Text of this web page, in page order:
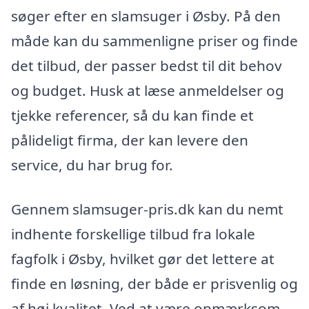
søger efter en slamsuger i Øsby. På den
måde kan du sammenligne priser og finde
det tilbud, der passer bedst til dit behov
og budget. Husk at læse anmeldelser og
tjekke referencer, så du kan finde et
pålideligt firma, der kan levere den
service, du har brug for.
Gennem slamsuger-pris.dk kan du nemt
indhente forskellige tilbud fra lokale
fagfolk i Øsby, hvilket gør det lettere at
finde en løsning, der både er prisvenlig og